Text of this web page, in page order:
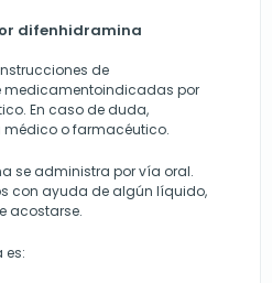
difenhidramina
de
medicamentoindicadas por
En caso de duda,
médico o farmacéutico.
se administra por vía oral.
con ayuda de algún líquido,
acostarse.
es: